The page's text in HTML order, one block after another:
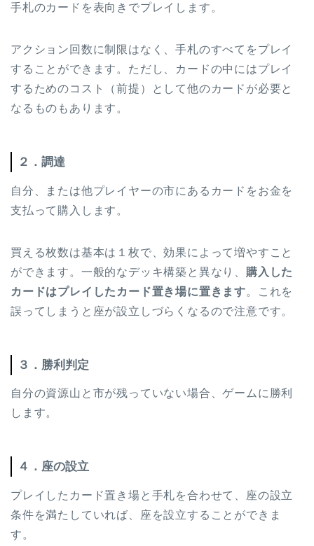
手札のカードを表向きでプレイします。
アクション回数に制限はなく、手札のすべてをプレイ
することができます。ただし、カードの中にはプレイ
するためのコスト（前提）として他のカードが必要と
なるものもあります。
２．調達
自分、または他プレイヤーの市にあるカードをお金を
支払って購入します。
買える枚数は基本は１枚で、効果によって増やすこと
ができます。一般的なデッキ構築と異なり、 購入した
カードはプレイしたカード置き場に置きます。これを
誤ってしまうと座が設立しづらくなるので注意です。
３．勝利判定
自分の資源山と市が残っていない場合、ゲームに勝利
します。
４．座の設立
プレイしたカード置き場と手札を合わせて、座の設立
条件を満たしていれば、座を設立することができま
す。